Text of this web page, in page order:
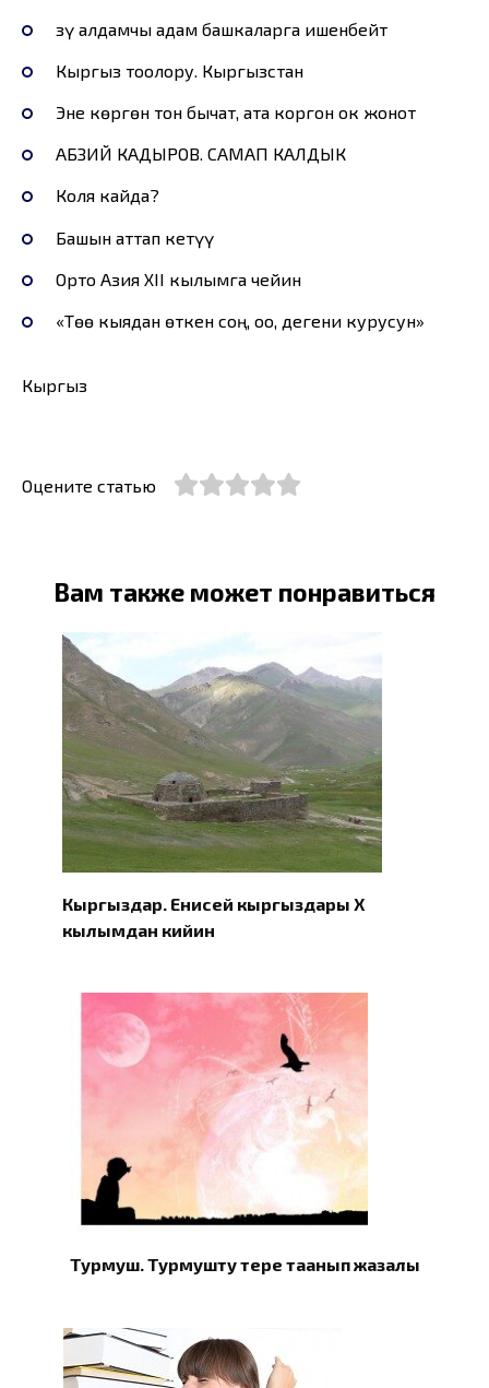
Өзү алдамчы адам башкаларга ишенбейт
Кыргыз тоолору. Кыргызстан
Эне көргөн тон бычат, ата коргон ок жонот
АБЗИЙ КАДЫРОВ. САМАП КАЛДЫК
Коля кайда?
Башын аттап кетүү
Орто Азия ХII кылымга чейин
«Төө кыядан өткен соң, оо, дегени курусун»
Кыргыз
Оцените статью
Вам также может понравиться
Кыргыздар. Eнисей кыргыздары X
кылымдан кийин
Турмуш. Турмушту терең таанып жазалы